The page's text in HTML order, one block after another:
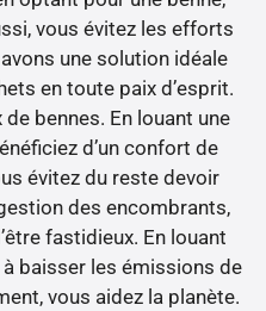
vous évitez les efforts
une solution idéale
en toute paix d’esprit.
bennes. En louant une
d’un confort de
évitez du reste devoir
des encombrants,
fastidieux. En louant
baisser les émissions de
vous aidez la planète.